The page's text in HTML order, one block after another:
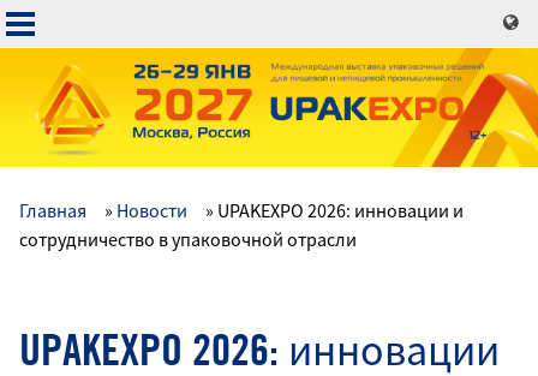
Перейти
к
основному
содержанию
Основная
Главная Новости
UPAKEXPO 2026: инновации и
сотрудничество в упаковочной отрасли
UPAKEXPO 2026: инновации